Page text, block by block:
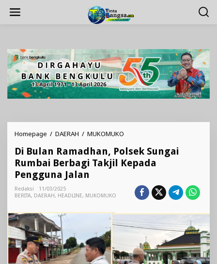
Homepage / DAERAH / MUKOMUKO
Ramadhan,
Polsek
Sungai
Berbagi
Takjil
Pengguna
Jalan
Di Bulan Ramadhan, Polsek Sungai
Rumbai Berbagi Takjil Kepada
Pengguna Jalan
Redaksi
11/03/2025
BERITA, DAERAH, HEADLINE, MUKOMUKO